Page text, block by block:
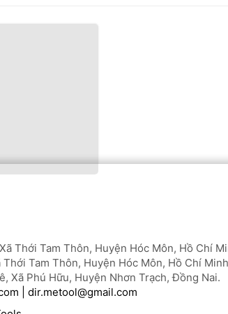
KDT
Thới Tam Thôn, Huyện Hóc Môn, Hồ Chí
Tam Thôn, Huyện Hóc Môn, Hồ Chí
Xã Phú Hữu, Huyện Nhơn Trạch, Đồng Nai.
| dir.metool@gmail.com